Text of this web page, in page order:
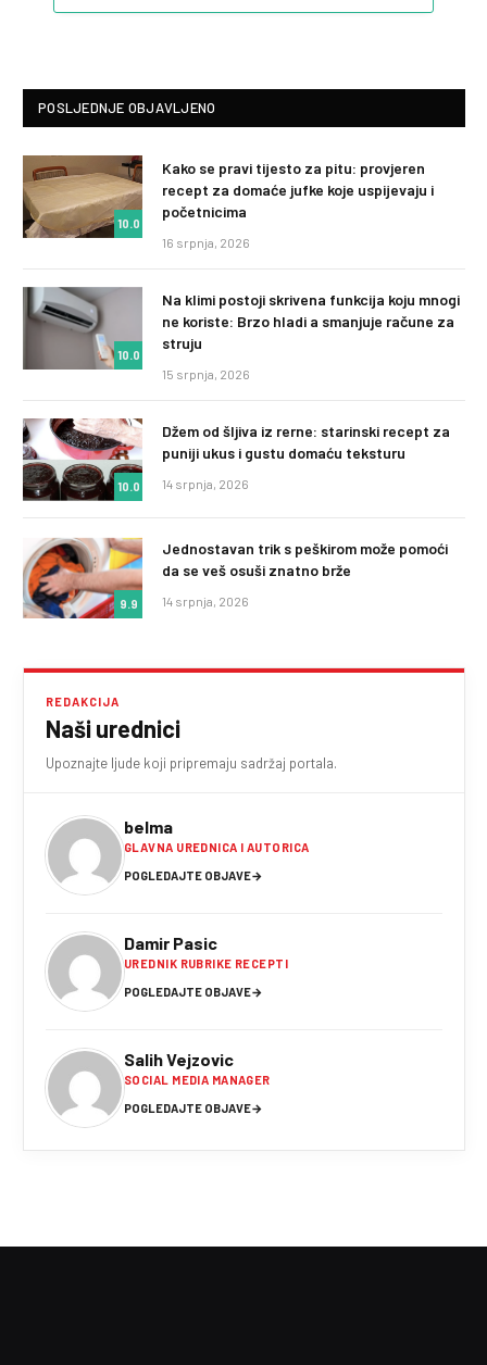
POSLJEDNJE OBJAVLJENO
10.0
Kako se pravi tijesto za pitu: provjeren
recept za domaće jufke koje uspijevaju i
početnicima
16 srpnja, 2026
10.0
Na klimi postoji skrivena funkcija koju mnogi
ne koriste: Brzo hladi a smanjuje račune za
struju
15 srpnja, 2026
10.0
Džem od šljiva iz rerne: starinski recept za
puniji ukus i gustu domaću teksturu
14 srpnja, 2026
9.9
Jednostavan trik s peškirom može pomoći
da se veš osuši znatno brže
14 srpnja, 2026
REDAKCIJA
Naši urednici
Upoznajte ljude koji pripremaju sadržaj portala.
belma
GLAVNA UREDNICA I AUTORICA
POGLEDAJTE OBJAVE→
Damir Pasic
UREDNIK RUBRIKE RECEPTI
POGLEDAJTE OBJAVE→
Salih Vejzovic
SOCIAL MEDIA MANAGER
POGLEDAJTE OBJAVE→